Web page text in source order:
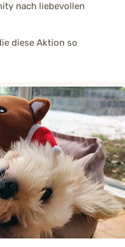
nach liebevollen
diese Aktion so